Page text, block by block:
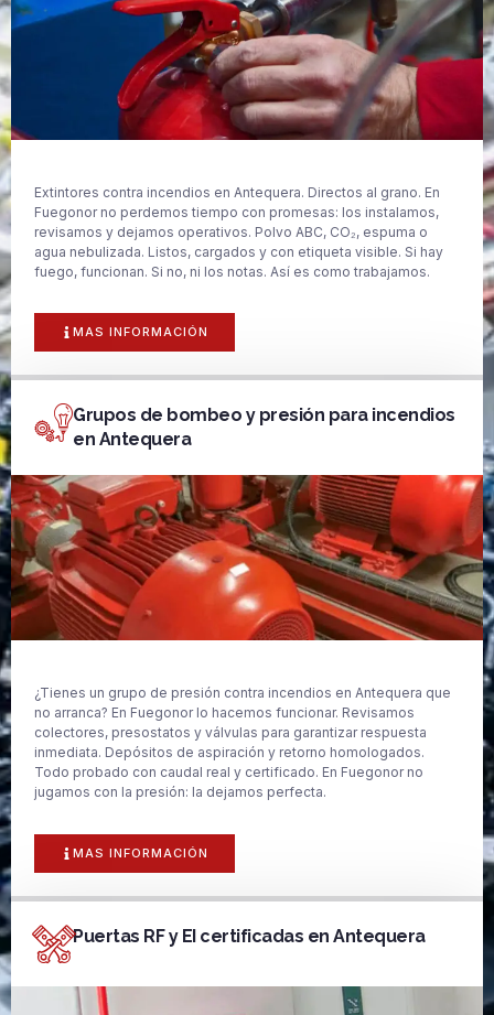
Extintores contra incendios en Antequera. Directos al grano. En
Fuegonor no perdemos tiempo con promesas: los instalamos,
revisamos y dejamos operativos. Polvo ABC, CO₂, espuma o
agua nebulizada. Listos, cargados y con etiqueta visible. Si hay
fuego, funcionan. Si no, ni los notas. Así es como trabajamos.
MAS INFORMACIÓN
Grupos de bombeo y presión para incendios
en Antequera
¿Tienes un grupo de presión contra incendios en Antequera que
no arranca? En Fuegonor lo hacemos funcionar. Revisamos
colectores, presostatos y válvulas para garantizar respuesta
inmediata. Depósitos de aspiración y retorno homologados.
Todo probado con caudal real y certificado. En Fuegonor no
jugamos con la presión: la dejamos perfecta.
MAS INFORMACIÓN
Puertas RF y EI certificadas en Antequera